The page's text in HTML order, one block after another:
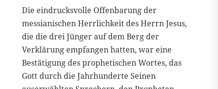
Die eindrucksvolle Offenbarung der
messianischen Herrlichkeit des Herrn Jesus,
die die drei Jünger auf dem Berg der
Verklärung empfangen hatten, war eine
Bestätigung des prophetischen Wortes, das
Gott durch die Jahrhunderte Seinen